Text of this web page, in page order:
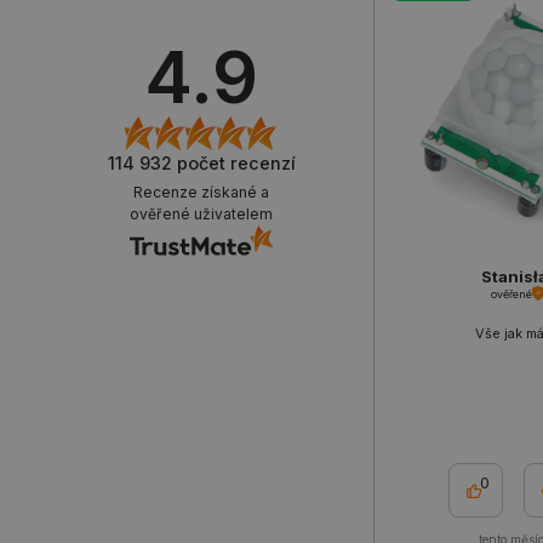
4.9
114 932 počet recenzí
Recenze získané a
ověřené uživatelem
ověřené
Vše jak
0
tento měsíc
Zásadách ochrany